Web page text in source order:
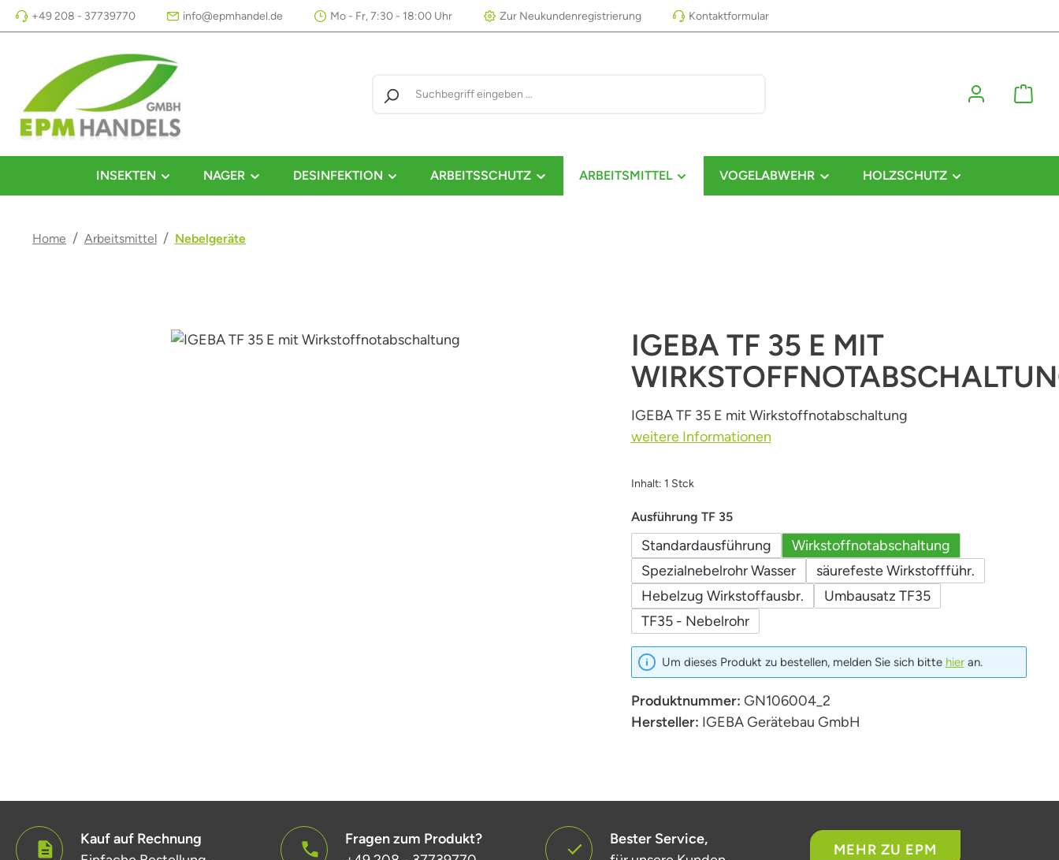
Hauptinhalt springen
Zur Suche springen
Zur Hauptnavigation springen
+49 208 - 37739770 info@epmhandel.de Mo - Fr, 7:30 - 18:00 Uhr Zur Neukundenregistrierung Kontaktformular
INSEKTEN NAGER DESINFEKTION ARBEITSSCHUTZ ARBEITSMITTEL VOGELABWEHR HOLZSCHUTZ
Home / Arbeitsmittel / Nebelgeräte
Bildergalerie überspringen
IGEBA TF 35 E MIT
IGEBA TF 35 E mit Wirkstoffnotabschaltung
weitere Informationen
Inhalt: 1 Stck
Ausführung TF 35auswählen
Standardausführung
Wirkstoffnotabschaltung
Spezialnebelrohr Wasser
säurefeste Wirkstoffführ.
Hebelzug Wirkstoffausbr.
Umbausatz TF35
TF35 - Nebelrohr
Um dieses Produkt zu bestellen, melden Sie sich bitte hieran.
Produktnummer: GN106004_2
Hersteller: IGEBA Gerätebau GmbH
Kauf auf Rechnung
Fragen zum Produkt?
Bester Service,
MEHR ZU EPM